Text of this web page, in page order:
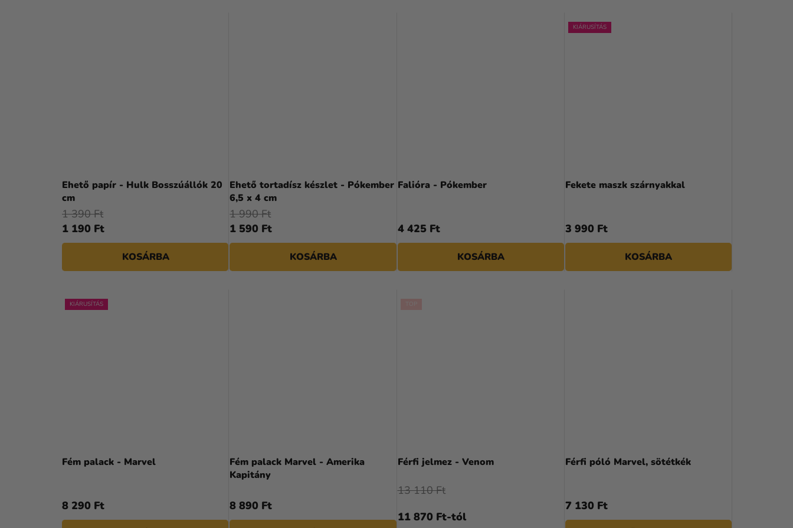
Ehető papír - Hulk Bosszúállók 20
cm
1 190 Ft
1 390 Ft
KOSÁRBA
Ehető tortadísz készlet - Pókember
6,5 x 4 cm
1 590 Ft
1 990 Ft
KOSÁRBA
Falióra - Pókember
4 425 Ft
KOSÁRBA
KIÁRUSÍTÁS
Fekete maszk szárnyakkal
3 990 Ft
KOSÁRBA
KIÁRUSÍTÁS
Fém palack - Marvel
8 290 Ft
Fém palack Marvel - Amerika
Kapitány
8 890 Ft
Férfi jelmez - Venom
11 870 Ft-tól
13 110 Ft
Férfi póló Marvel, sötétkék
7 130 Ft